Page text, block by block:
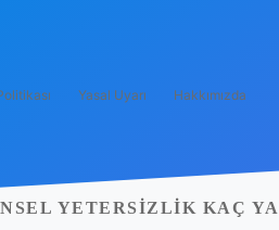
Yasal Uyarı Hakkımızda
YETERSIZLIK KAÇ